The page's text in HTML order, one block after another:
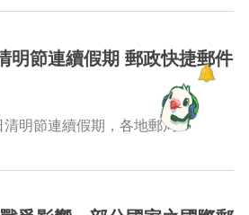
明節連續假期 郵政快捷郵件
明節連續假期，各地郵局...